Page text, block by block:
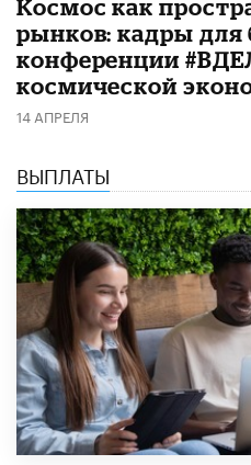
Космос как
рынков: кадры для
конференции
космической
14 АПРЕЛЯ
ВЫПЛАТЫ